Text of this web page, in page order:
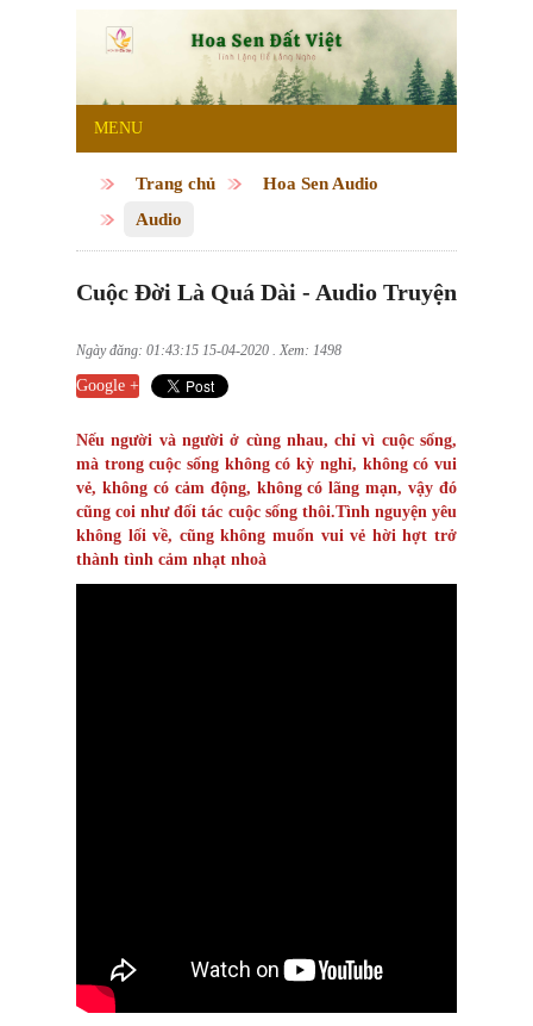
MENU
Trang chủ
Hoa Sen Audio
Audio
Cuộc Đời Là Quá Dài - Audio Truyện
Ngày đăng: 01:43:15 15-04-2020 . Xem: 1498
Google +
Nếu người và người ở cùng nhau, chỉ vì cuộc sống,
mà trong cuộc sống không có kỳ nghỉ, không có vui
vẻ, không có cảm động, không có lãng mạn, vậy đó
cũng coi như đối tác cuộc sống thôi.Tình nguyện yêu
không lối về, cũng không muốn vui vẻ hời hợt trở
thành tình cảm nhạt nhoà